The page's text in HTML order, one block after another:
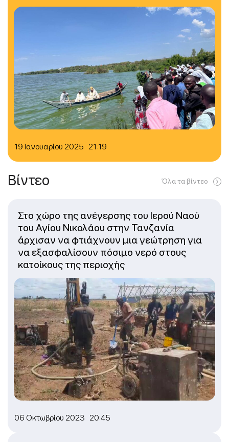
19 Ιανουαρίου 2025 21:19
Βίντεο Όλα τα βίντεο
06 Οκτωβρίου 2023 20:45
Στο χώρο της ανέγερσης του Ιερού Ναού
του Αγίου Νικολάου στην Τανζανία
άρχισαν να φτιάχνουν μια γεώτρηση για
να εξασφαλίσουν πόσιμο νερό στους
κατοίκους της περιοχής